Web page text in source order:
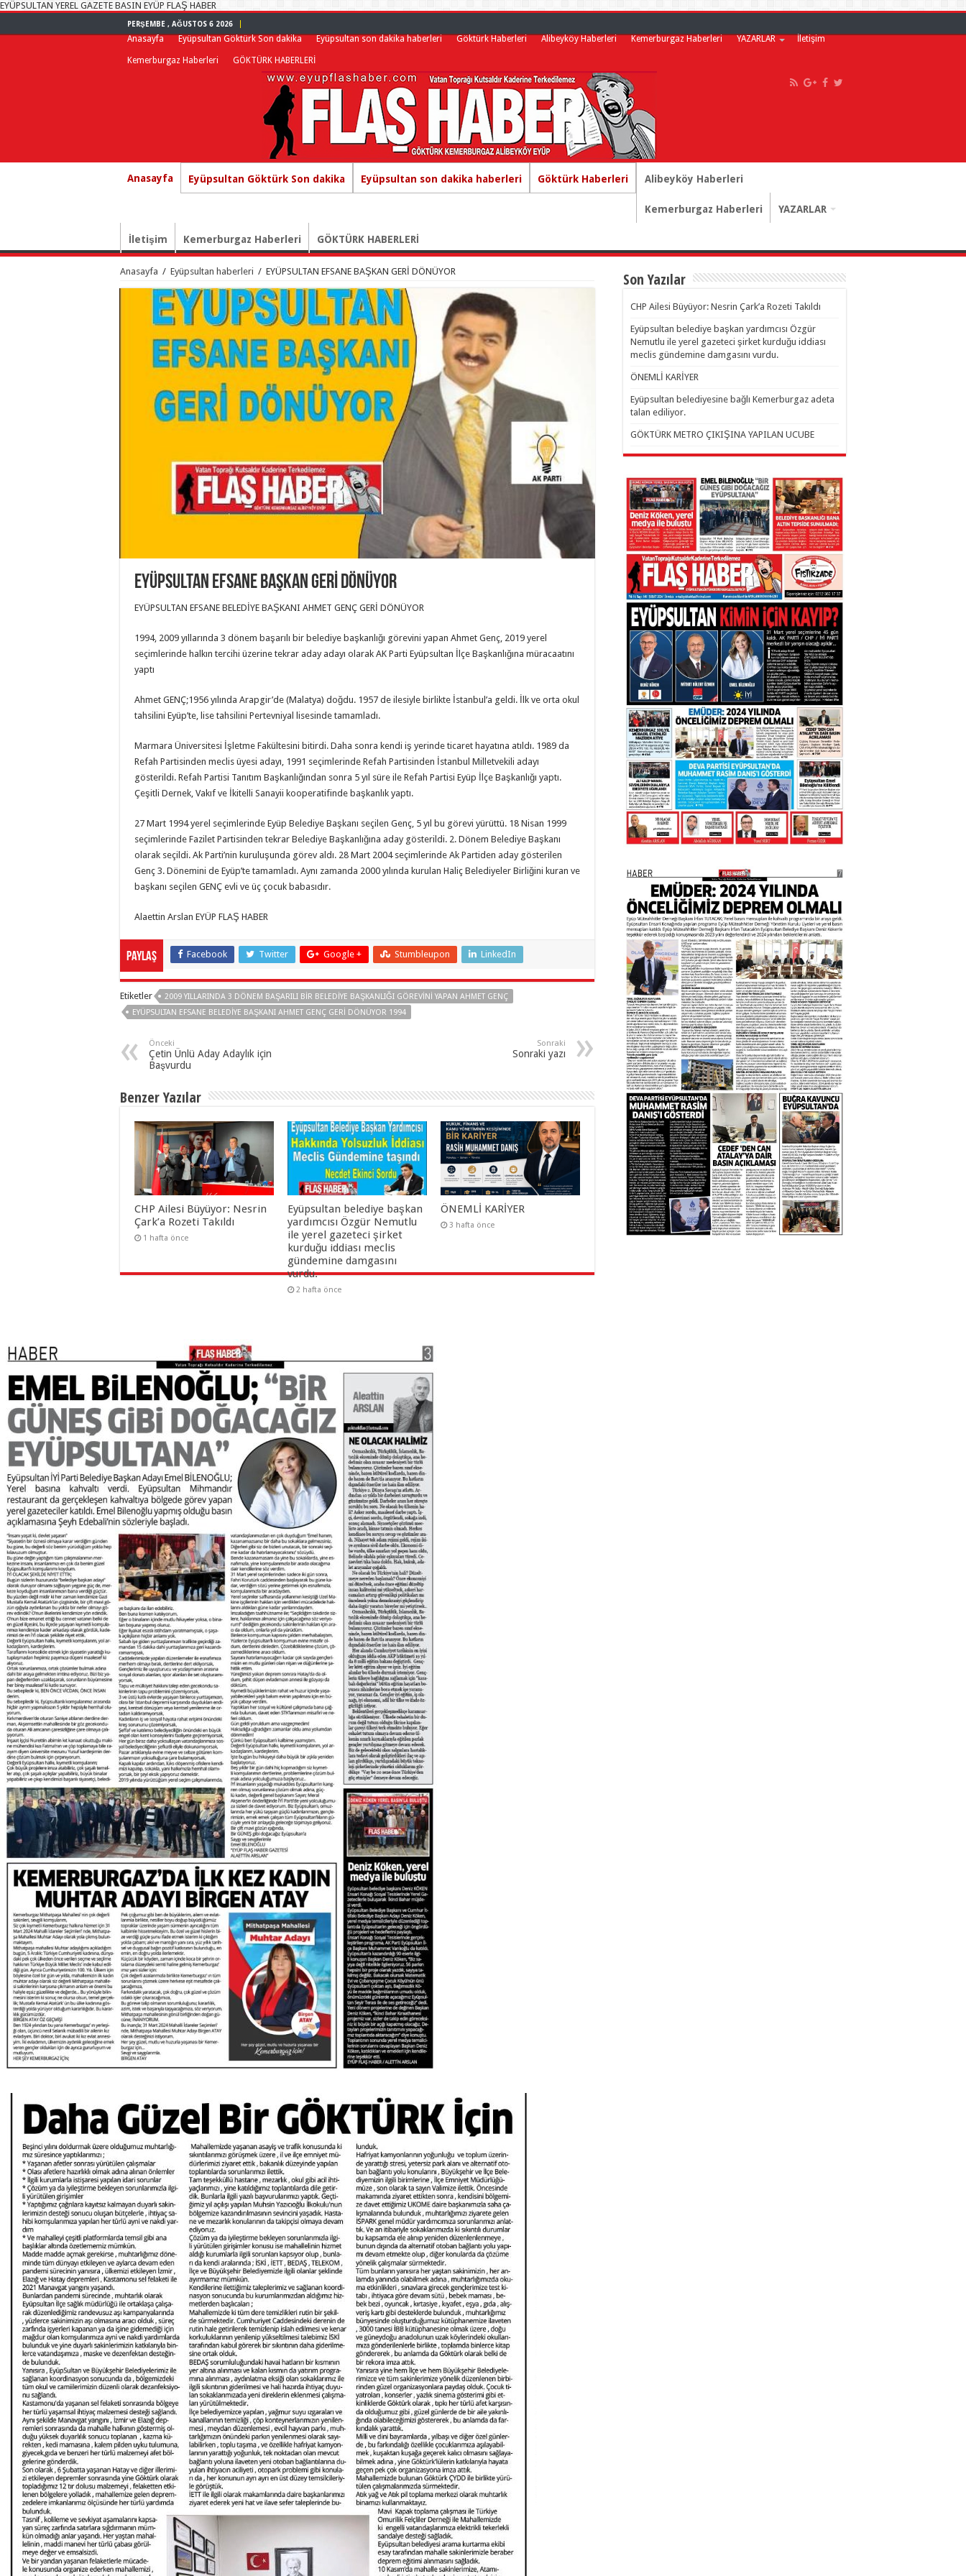
EYÜPSULTAN YEREL GAZETE BASIN EYÜP FLAŞ HABER
PERŞEMBE , AĞUSTOS 6 2026
Anasayfa Eyüpsultan Göktürk Son dakika Eyüpsultan son dakika haberleri Göktürk Haberleri Alibeyköy Haberleri Kemerburgaz Haberleri YAZARLAR İletişim
Kemerburgaz Haberleri GÖKTÜRK HABERLERİ
Anasayfa Eyüpsultan Göktürk Son dakika Eyüpsultan son dakika haberleri Göktürk Haberleri Alibeyköy Haberleri
Kemerburgaz Haberleri YAZARLAR
İletişim Kemerburgaz Haberleri GÖKTÜRK HABERLERİ
Anasayfa / Eyüpsultan haberleri / EYÜPSULTAN EFSANE BAŞKAN GERİ DÖNÜYOR
EYÜPSULTAN EFSANE BAŞKAN GERİ DÖNÜYOR
EYÜPSULTAN EFSANE BELEDİYE BAŞKANI AHMET GENÇ GERİ DÖNÜYOR
1994, 2009 yıllarında 3 dönem başarılı bir belediye başkanlığı görevini yapan Ahmet Genç, 2019 yerel
seçimlerinde halkın tercihi üzerine tekrar aday adayı olarak AK Parti Eyüpsultan İlçe Başkanlığına müracaatını
yaptı
Ahmet GENÇ;1956 yılında Arapgir’de (Malatya) doğdu. 1957 de ilesiyle birlikte İstanbul’a geldi. İlk ve orta okul
tahsilini Eyüp’te, lise tahsilini Pertevniyal lisesinde tamamladı.
Marmara Üniversitesi İşletme Fakültesini bitirdi. Daha sonra kendi iş yerinde ticaret hayatına atıldı. 1989 da
Refah Partisinden meclis üyesi adayı, 1991 seçimlerinde Refah Partisinden İstanbul Milletvekili adayı
gösterildi. Refah Partisi Tanıtım Başkanlığından sonra 5 yıl süre ile Refah Partisi Eyüp İlçe Başkanlığı yaptı.
Çeşitli Dernek, Vakıf ve İkitelli Sanayii kooperatifinde başkanlık yaptı.
27 Mart 1994 yerel seçimlerinde Eyüp Belediye Başkanı seçilen Genç, 5 yıl bu görevi yürüttü. 18 Nisan 1999
seçimlerinde Fazilet Partisinden tekrar Belediye Başkanlığına aday gösterildi. 2. Dönem Belediye Başkanı
olarak seçildi. Ak Parti’nin kuruluşunda görev aldı. 28 Mart 2004 seçimlerinde Ak Partiden aday gösterilen
Genç 3. Dönemini de Eyüp’te tamamladı. Aynı zamanda 2000 yılında kurulan Haliç Belediyeler Birliğini kuran ve
başkanı seçilen GENÇ evli ve üç çocuk babasıdır.
Alaettin Arslan EYÜP FLAŞ HABER
Paylaş Facebook Twitter Google + Stumbleupon LinkedIn
Etiketler
2009 YILLARINDA 3 DÖNEM BAŞARILI BIR BELEDIYE BAŞKANLIĞI GÖREVINI YAPAN AHMET GENÇ
EYÜPSULTAN EFSANE BELEDİYE BAŞKANI AHMET GENÇ GERİ DÖNÜYOR 1994
Önceki
Çetin Ünlü Aday Adaylık için
Başvurdu
Sonraki
Sonraki yazı
Benzer Yazılar
CHP Ailesi Büyüyor: Nesrin
Çark’a Rozeti Takıldı
1 hafta önce
Eyüpsultan belediye başkan
yardımcısı Özgür Nemutlu
ile yerel gazeteci şirket
kurduğu iddiası meclis
gündemine damgasını
vurdu.
2 hafta önce
ÖNEMLİ KARİYER
3 hafta önce
Son Yazılar
CHP Ailesi Büyüyor: Nesrin Çark’a Rozeti Takıldı
Eyüpsultan belediye başkan yardımcısı Özgür
Nemutlu ile yerel gazeteci şirket kurduğu iddiası
meclis gündemine damgasını vurdu.
ÖNEMLİ KARİYER
Eyüpsultan belediyesine bağlı Kemerburgaz adeta
talan ediliyor.
GÖKTÜRK METRO ÇIKIŞINA YAPILAN UCUBE